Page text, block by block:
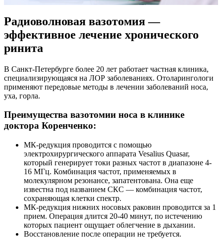
Радиоволновая вазотомия —
эффективное лечение хронического
ринита
В Санкт-Петербурге более 20 лет работает частная клиника,
специализирующаяся на ЛОР заболеваниях. Отоларингологи
применяют передовые методы в лечении заболеваний носа,
уха, горла.
Преимущества вазотомии носа в клинике
доктора Коренченко:
МК-редукция проводится с помощью
электрохирургического аппарата Vesalius Quasar,
который генерирует токи разных частот в диапазоне 4-
16 МГц. Комбинация частот, применяемых в
молекулярном резонансе, запатентована. Она еще
известна под названием СКС — комбинация частот,
сохраняющая клетки спектр.
МК-редукция нижних носовых раковин проводится за 1
прием. Операция длится 20-40 минут, по истечению
которых пациент ощущает облегчение в дыхании.
Восстановление после операции не требуется.